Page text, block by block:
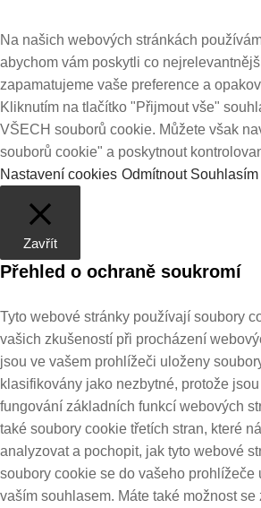
Na našich webových stránkách
abychom vám poskytli co
zapamatujeme vaše preference a
Kliknutím na tlačítko "Přijmout vše"
VŠECH souborů cookie. Můžete však
souborů cookie" a poskytnout
Nastavení cookies Odmítnout
Zavřít
Přehled o ochraně soukromí
Tyto webové stránky používají soubory
vašich zkušeností při procházení
jsou ve vašem prohlížeči uloženy
klasifikovány jako nezbytné, protože
fungování základních funkcí webových
také soubory cookie třetích stran, které
analyzovat a pochopit, jak tyto webové
soubory cookie se do vašeho prohlížeče
vaším souhlasem. Máte také možnost se